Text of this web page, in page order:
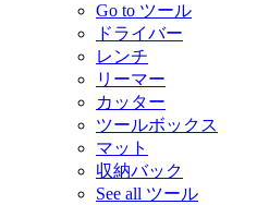
Go to ツール
ドライバー
レンチ
リーマー
カッター
ツールボックス
マット
収納バック
See all ツール